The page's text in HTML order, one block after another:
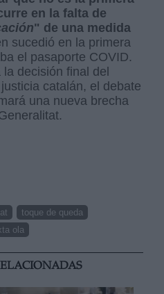
en la falta de
" de una medida
sucedió en la primera
el pasaporte COVID.
decisión final del
catalán, el debate
una nueva brecha
toque de queda
ola